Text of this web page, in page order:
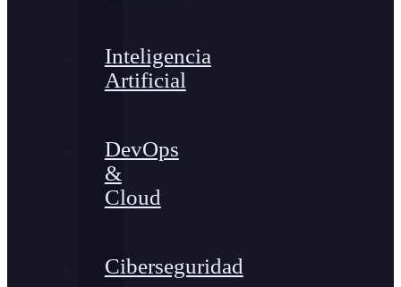
Inteligencia
Artificial
DevOps
&
Cloud
Ciberseguridad